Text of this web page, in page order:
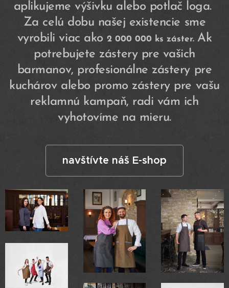
aplikujeme výšivku alebo potlač loga.
Za celú dobu našej existencie sme
vyrobili viac ako2 000 000 ks záster.Ak
potrebujete zástery pre vašich
barmanov, profesionálne zástery pre
kuchárov alebo promo zástery pre vašu
reklamnú kampaň, radi vám ich
vyhotovíme na mieru.
navštívte náš E-shop